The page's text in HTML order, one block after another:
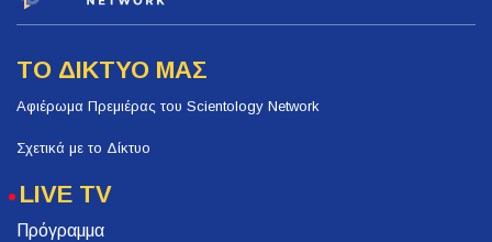
ΤΟ ΔΙΚΤΥΟ ΜΑΣ
Αφιέρωμα Πρεμιέρας του Scientology Network
Σχετικά με το Δίκτυο
LIVE TV
Πρόγραμμα